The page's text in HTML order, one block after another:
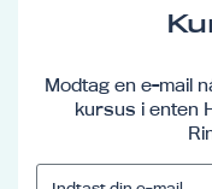
Modtag en e-mail
kursus i enten